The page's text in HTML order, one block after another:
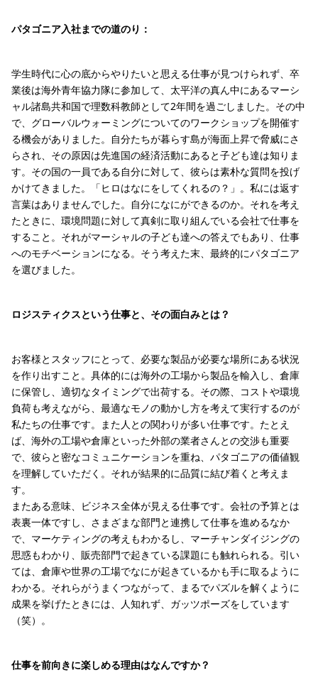
パタゴニア入社までの道のり：
学生時代に心の底からやりたいと思える仕事が見つけられず、卒
業後は海外青年協力隊に参加して、太平洋の真ん中にあるマーシ
ャル諸島共和国で理数科教師として2年間を過ごしました。その中
で、グローバルウォーミングについてのワークショップを開催す
る機会がありました。自分たちが暮らす島が海面上昇で脅威にさ
らされ、その原因は先進国の経済活動にあると子ども達は知りま
す。その国の一員である自分に対して、彼らは素朴な質問を投げ
かけてきました。「ヒロはなにをしてくれるの？」。私には返す
言葉はありませんでした。自分になにができるのか。それを考え
たときに、環境問題に対して真剣に取り組んでいる会社で仕事を
すること。それがマーシャルの子ども達への答えでもあり、仕事
へのモチベーションになる。そう考えた末、最終的にパタゴニア
を選びました。
ロジスティクスという仕事と、その面白みとは？
お客様とスタッフにとって、必要な製品が必要な場所にある状況
を作り出すこと。具体的には海外の工場から製品を輸入し、倉庫
に保管し、適切なタイミングで出荷する。その際、コストや環境
負荷も考えながら、最適なモノの動かし方を考えて実行するのが
私たちの仕事です。また人との関わりが多い仕事です。たとえ
ば、海外の工場や倉庫といった外部の業者さんとの交渉も重要
で、彼らと密なコミュニケーションを重ね、パタゴニアの価値観
を理解していただく。それが結果的に品質に結び着くと考えま
す。
またある意味、ビジネス全体が見える仕事です。会社の予算とは
表裏一体ですし、さまざまな部門と連携して仕事を進めるなか
で、マーケティングの考えもわかるし、マーチャンダイジングの
思惑もわかり、販売部門で起きている課題にも触れられる。引い
ては、倉庫や世界の工場でなにが起きているかも手に取るように
わかる。それらがうまくつながって、まるでパズルを解くように
成果を挙げたときには、人知れず、ガッツポーズをしています
（笑）。
仕事を前向きに楽しめる理由はなんですか？